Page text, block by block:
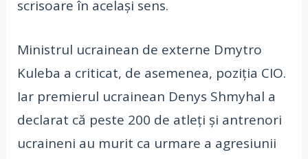
scrisoare în același sens.
Ministrul ucrainean de externe Dmytro
Kuleba a criticat, de asemenea, poziția CIO.
Iar premierul ucrainean Denys Shmyhal a
declarat că peste 200 de atleți și antrenori
ucraineni au murit ca urmare a agresiunii